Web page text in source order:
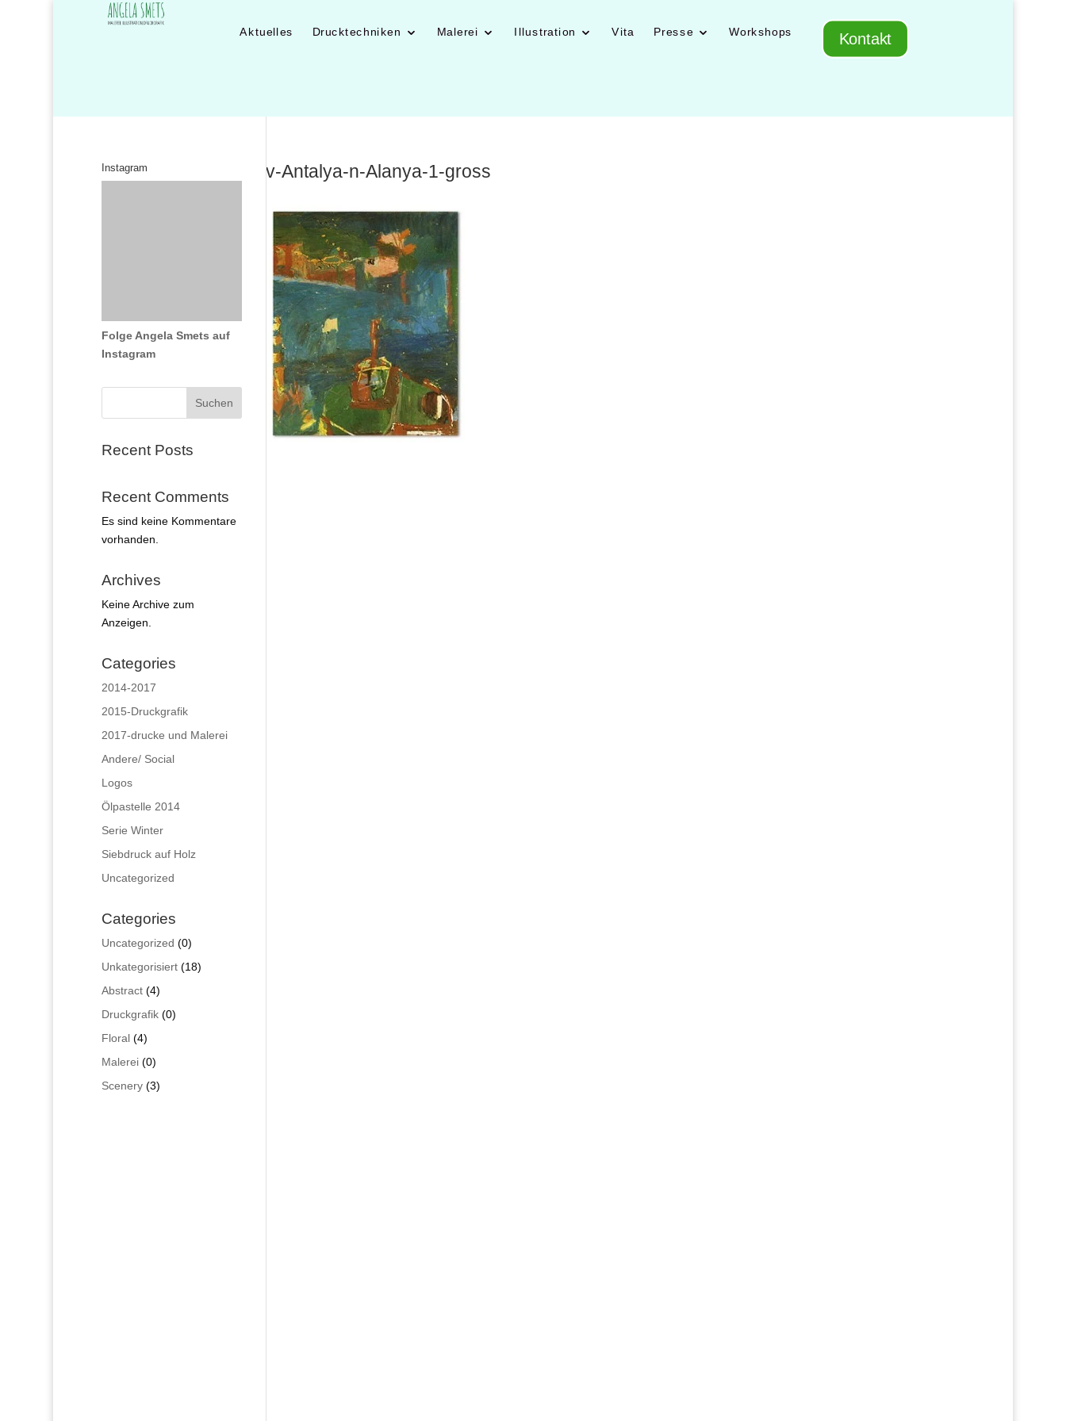
Aktuelles Drucktechniken Malerei Illustration Vita Presse Workshops Kontakt
v-Antalya-n-Alanya-1-gross
Instagram
Folge Angela Smets auf
Instagram
Suchen
Recent Posts
Recent Comments
Es sind keine Kommentare
vorhanden.
Archives
Keine Archive zum
Anzeigen.
Categories
2014-2017
2015-Druckgrafik
2017-drucke und Malerei
Andere/ Social
Logos
Ölpastelle 2014
Serie Winter
Siebdruck auf Holz
Uncategorized
Categories
Uncategorized 00
Produkte
Unkategorisiert 1818
Abstract 44
Produkte
Druckgrafik 00
Floral 44
Produkte
Malerei 00
Produkte
Scenery 33